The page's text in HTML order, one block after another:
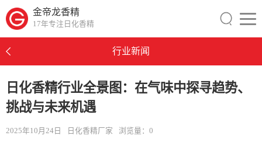
金帝龙香精
17年专注日化香精
行业新闻
日化香精行业全景图：在气味中探寻趋势、
挑战与未来机遇
2025年10月24日 日化香精厂家 浏览量： 0